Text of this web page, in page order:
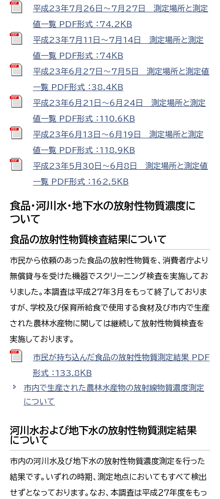
平成23年7月26日～7月27日 測定場所と測定
値一覧 PDF形式 ：74.2ＫＢ
平成23年7月11日～7月14日 測定場所と測定
値一覧 PDF形式 ：74ＫＢ
平成23年6月27日～7月5日 測定場所と測定値
一覧 PDF形式 ：38.4ＫＢ
平成23年6月21日～6月24日 測定場所と測定
値一覧 PDF形式 ：110.6ＫＢ
平成23年6月13日～6月19日 測定場所と測定
値一覧 PDF形式 ：118.9ＫＢ
平成23年5月30日～6月8日 測定場所と測定値
一覧 PDF形式 ：162.5ＫＢ
食品・河川水・地下水の放射性物質濃度に
ついて
食品の放射性物質検査結果について
市民から依頼のあった食品の放射性物質を、消費者庁より
無償貸与を受けた機器でスクリーニング検査を実施してお
りました。本調査は平成２７年３月をもって終了しておりま
すが、学校及び保育所給食で使用する食材及び市内で生産
された農林水産物に関しては継続して放射性物質検査を
実施しております。
市民が持ち込んだ食品の放射性物質測定結果 PDF
形式 ：133.8ＫＢ
市内で生産された農林水産物の放射線物質濃度測定
について
河川水および地下水の放射性物質測定結果
について
市内の河川水及び地下水の放射性物質濃度測定を行った
結果です。いずれの時期、測定地点においてもすべて検出
せずとなっております。なお、本調査は平成２７年度をもっ